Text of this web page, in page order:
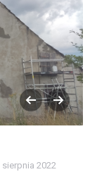
sierpnia 2022